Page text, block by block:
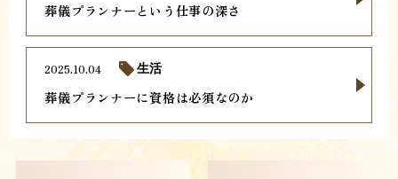
葬儀プランナーという仕事の深さ
葬儀プランナーに資格は必須なのか
2025.10.04 生活